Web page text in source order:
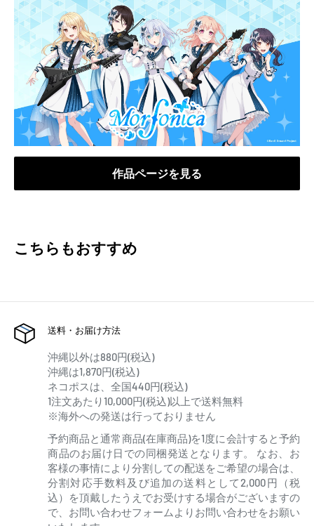
4.ブルームブルーム
5.カラフルリバティー
6.fly with the night
7.金色へのプレリュード
8.The Circle Of Butterflies
9.ハーモニー・デイ
10.Sweet Cheers!
11.寄る辺のSunny, Sunny
12.誓いのWingbeat
【初回生産分限定封入特典】
作品ページを見る
こちらもおすすめ
送料・お届け方法
沖縄以外は880円(税込)
沖縄は1,870円(税込)
ネコポスは、全国440円(税込)
1注文あたり10,000円(税込)以上で送料無料
※海外への発送は行っておりません
予約商品と通常商品(在庫商品)を1度に会計すると予約
商品のお届け日での同梱発送となります。 なお、お
客様の事情により分割しての配送をご希望の場合は、
分割対応手数料及び追加の送料として2,000円（税
込）を頂戴したうえでお受けする場合がございますの
で、お問い合わせフォームよりお問い合わせをお願い